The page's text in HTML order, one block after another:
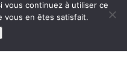
vous continuez à utiliser ce
vous en êtes satisfait.